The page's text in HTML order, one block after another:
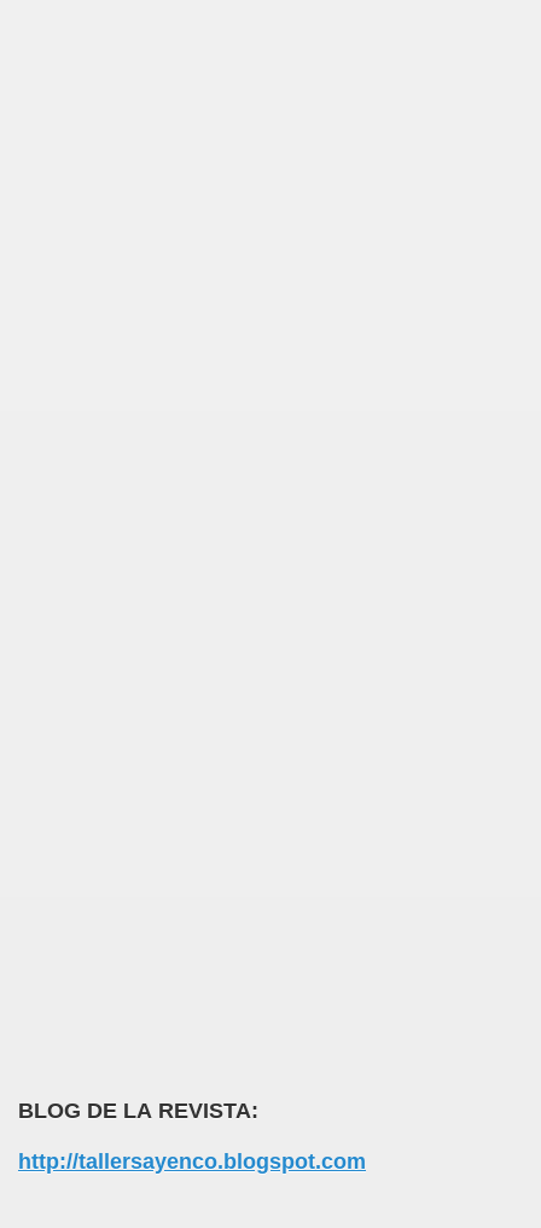
BLOG DE LA REVISTA:
http://tallersayenco.blogspot.com